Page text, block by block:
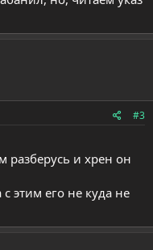
#3
разберусь и хрен он
этим его не куда не